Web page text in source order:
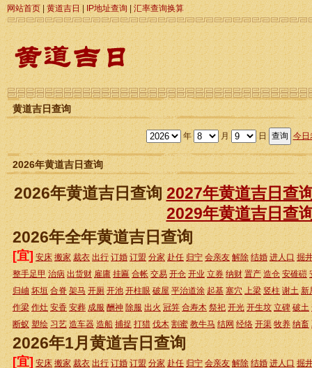
网站首页|黄道吉日| IP地址查询 |汇率查询换算
黄道吉日查询
年 月 日 今日
2026年黄道吉日查询
2026年黄道吉日查询 2027年黄道吉日查
2029年黄道吉日查
2026年全年黄道吉日查询
[宜] 安床 搬家 裁衣 出行 订婚 订盟 分家 赴任 归宁 会亲友 解除 结婚 进人口 掘
整手足甲 治病 出货财 雇庸 挂匾 合帐 交易 开仓 开业 立券 纳财 置产 造仓 安碓磑
归岫 坏垣 合脊 架马 开厕 开池 开柱眼 破屋 平治道涂 起基 塞穴 上梁 竖柱 谢土 新
作梁 作灶 安香 安葬 成服 酬神 除服 出火 冠笄 合寿木 祭祀 开光 开生坟 立碑 破土
断蚁 塑绘 习艺 造车器 造船 捕捉 打猎 伐木 割蜜 教牛马 结网 经络 开渠 牧养 纳畜
2026年1月黄道吉日查询
[宜] 安床 搬家 裁衣 出行 订婚 订盟 分家 赴任 归宁 会亲友 解除 结婚 进人口 掘